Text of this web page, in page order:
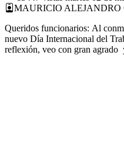
MAURICIO ALEJANDRO
Queridos funcionarios: Al
nuevo Día Internacional del
reflexión, veo con gran agrado